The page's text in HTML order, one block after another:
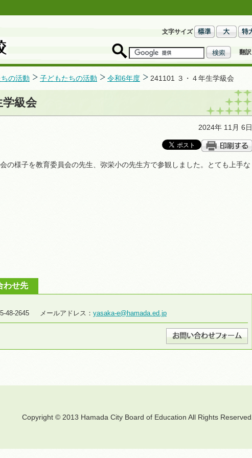
文字サイズ
翻訳
の活動 子どもたちの活動 令和6年度 241101 ３・４年生学級会
学級会
2024年 11月 6日
の様子を教育委員会の先生、弥栄小の先生方で参観しました。とても上手な
わせ先
48-2645 メールアドレス： yasaka-e@hamada.ed.jp
Copyright © 2013 Hamada City Board of Education All Rights Reserved.